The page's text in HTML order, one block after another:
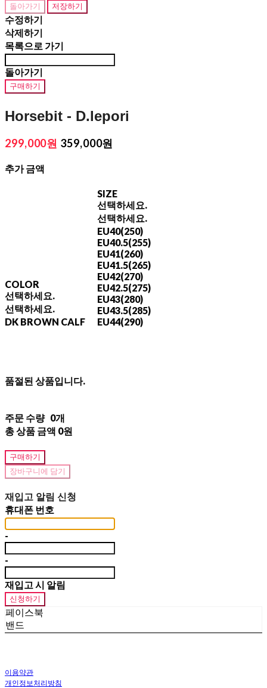
돌아가기 저장하기
수정하기
삭제하기
목록으로 가기
돌아가기
구매하기
Horsebit - D.lepori
299,000원 359,000원
추가 금액
COLOR
선택하세요.
선택하세요.
DK BROWN CALF
SIZE
선택하세요.
선택하세요.
EU40(250)
EU40.5(255)
EU41(260)
EU41.5(265)
EU42(270)
EU42.5(275)
EU43(280)
EU43.5(285)
EU44(290)
품절된 상품입니다.
주문 수량 0개
총 상품 금액 0원
구매하기
장바구니에 담기
재입고 알림 신청
휴대폰 번호
-
-
재입고 시 알림
신청하기
페이스북
밴드
이용약관
개인정보처리방침